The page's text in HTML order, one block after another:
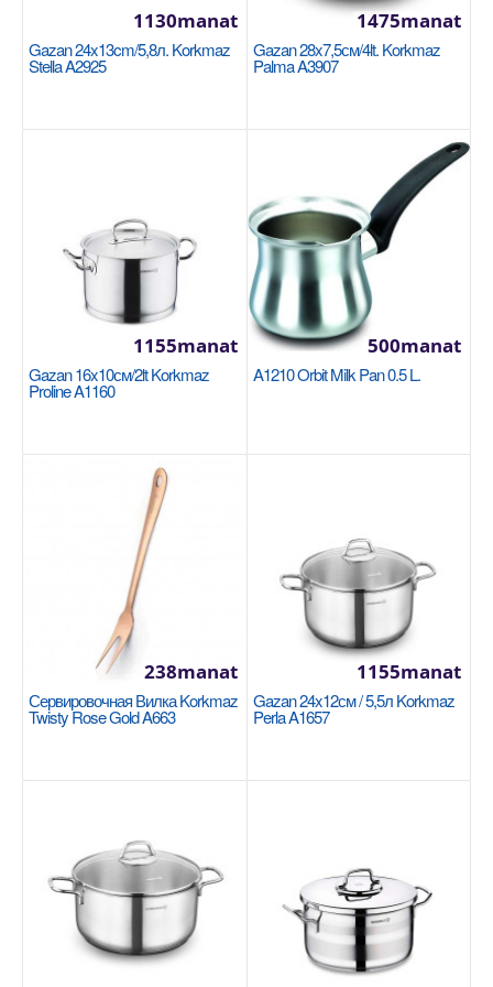
Gazan 40x25sm / 31 lt. Korkmaz Proline Gastro
Размер: 40x25 см / 31 л 18/10 Cr-Ni нержавеющая
сталь Основание суперкапсулы, обеспечивающее
одно..
3750manat
полностью из натурального материала и по
экологически ч..
935manat
Gazan 24x13cm/5,8л. Korkmaz
Stella A2925
1130manat
Gazan 28x7,5см/4lt. Korkmaz
Palma A3907
1475manat
Gazan 16x10см/2lt Korkmaz
Proline A1160
1155manat
A1210 Orbit Milk Pan 0.5 L.
500manat
Сервировочная Вилка Korkmaz
Twisty Rose Gold A663
238manat
Gazan 24x12см / 5,5л Korkmaz
Perla A1657
1155manat